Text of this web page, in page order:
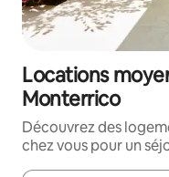
Locations
Monterrico
Découvrez des
chez vous pour un